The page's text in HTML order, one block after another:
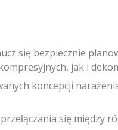
się bezpiecznie
jak i
koncepcji
się między